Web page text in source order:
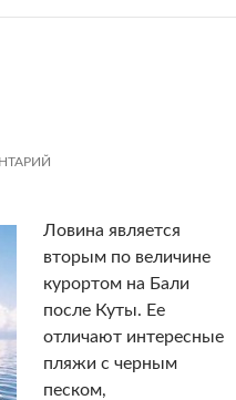
Ловина является
вторым по величине
курортом на Бали
после Куты. Ее
отличают интересные
пляжи с черным
песком,